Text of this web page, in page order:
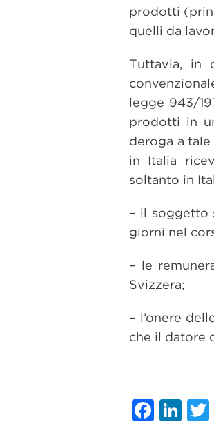
prodotti
quelli da
Tuttavia, in
legge 943/
prodotti in
deroga a
in Italia
soltanto in
– il soggetto
giorni nel
– le
Svizzera;
– l’onere
che il datore